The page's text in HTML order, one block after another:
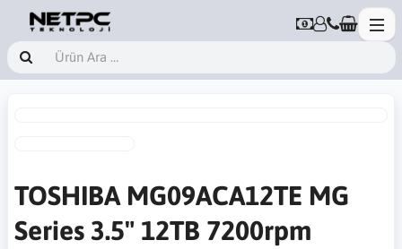
TOSHIBA MG09ACA12TE MG
Series 3.5" 12TB 7200rpm